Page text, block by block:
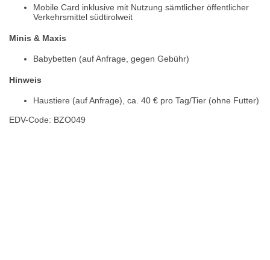
Mobile Card inklusive mit Nutzung sämtlicher öffentlicher
Verkehrsmittel südtirolweit
Minis & Maxis
Babybetten (auf Anfrage, gegen Gebühr)
Hinweis
Haustiere (auf Anfrage), ca. 40 € pro Tag/Tier (ohne Futter)
EDV-Code: BZO049